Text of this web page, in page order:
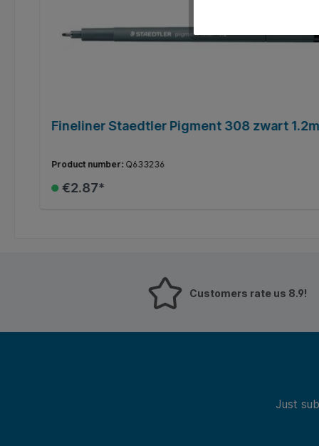
Fineliner Staedtler Pigment 308 zwart
Product number: Q633236
€2.87*
Customers rate us 8.9!
Just